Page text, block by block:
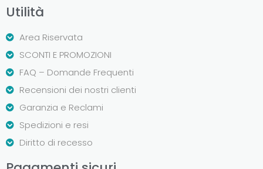
Utilità
Area Riservata
SCONTI E PROMOZIONI
FAQ – Domande Frequenti
Recensioni dei nostri clienti
Garanzia e Reclami
Spedizioni e resi
Diritto di recesso